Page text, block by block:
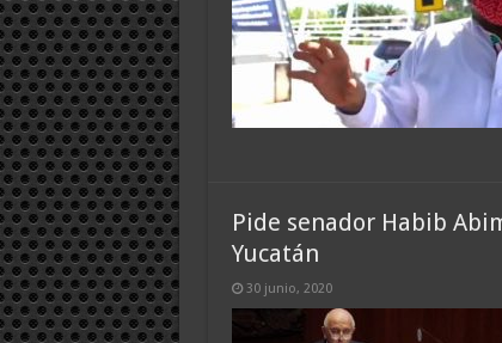
Pide senador Habib
Yucatán
30 junio, 2020